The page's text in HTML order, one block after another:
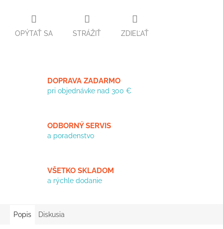
OPÝTAŤ SA STRÁŽIŤ ZDIEĽAŤ
DOPRAVA ZADARMO
pri objednávke nad 300 €
ODBORNÝ SERVIS
a poradenstvo
VŠETKO SKLADOM
a rýchle dodanie
Popis Diskusia